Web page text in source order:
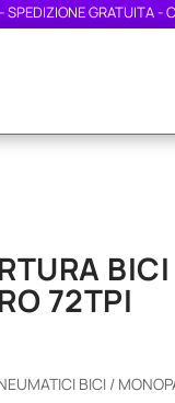
GRATUITA -
72TPI
BICI /